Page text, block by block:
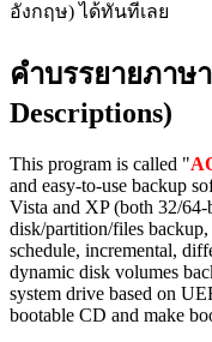
อังกฤษ) ได้ทันทีเลย
คำบรรยายภาษ
Descriptions)
This program is called "
and easy-to-use backup
Vista and XP (both 32/
disk/partition/files backup,
schedule, incremental,
dynamic disk volumes
system drive based on
bootable CD and make